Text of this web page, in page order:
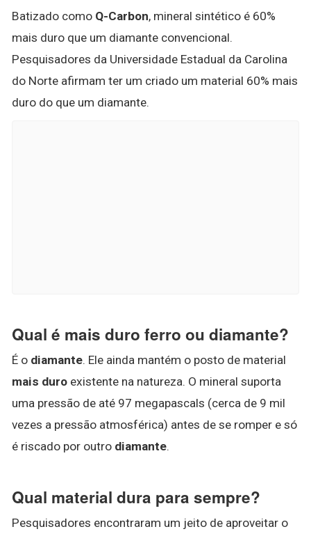
Batizado como Q-Carbon, mineral sintético é 60%
mais duro que um diamante convencional.
Pesquisadores da Universidade Estadual da Carolina
do Norte afirmam ter um criado um material 60% mais
duro do que um diamante.
Qual é mais duro ferro ou diamante?
É o diamante. Ele ainda mantém o posto de material
mais duro existente na natureza. O mineral suporta
uma pressão de até 97 megapascals (cerca de 9 mil
vezes a pressão atmosférica) antes de se romper e só
é riscado por outro diamante.
Qual material dura para sempre?
Pesquisadores encontraram um jeito de aproveitar o